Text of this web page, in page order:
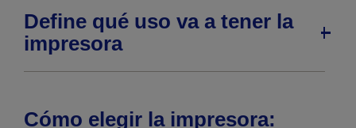
Define qué uso va a tener la
impresora
Cómo elegir la impresora: